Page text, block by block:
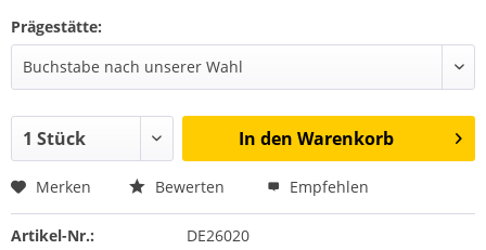
Prägestätte:
In den Warenkorb
Merken Bewerten Empfehlen
Artikel-Nr.:
DE26020